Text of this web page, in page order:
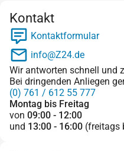
Kontakt
Kontaktformular
info@Z24.de
Wir antworten schnell und
Bei dringenden Anliegen
(0) 761 / 612 55 777
Montag bis Freitag
von 09:00 - 12:00
und 13:00 - 16:00 (freitags